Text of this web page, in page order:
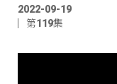
2022-09-19
第119集